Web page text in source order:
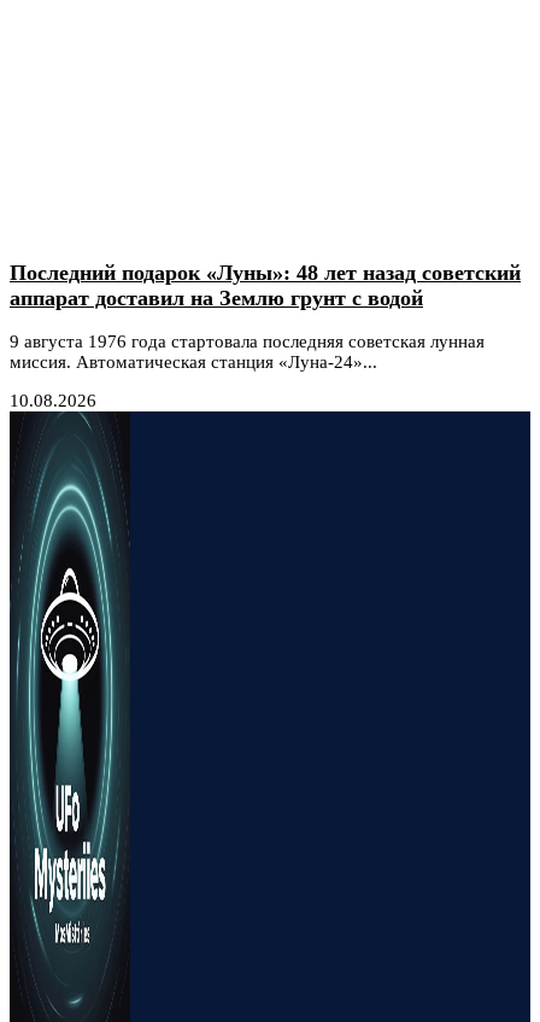
Последний подарок «Луны»: 48 лет назад советский
аппарат доставил на Землю грунт с водой
9 августа 1976 года стартовала последняя советская лунная
миссия. Автоматическая станция «Луна-24»...
10.08.2026